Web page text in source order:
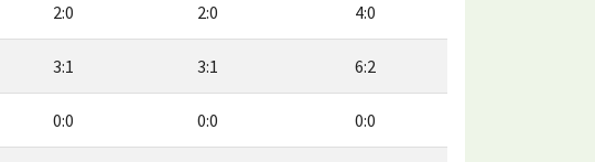
2:0 2:0 4:0
3:1 3:1 6:2
0:0 0:0 0:0